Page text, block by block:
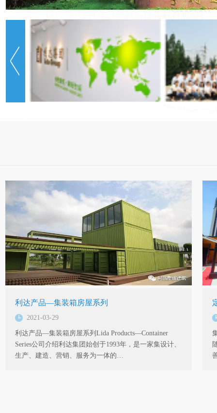
利达产品—集装箱房屋系列
2021-03-29
利达产品—集装箱房屋系列Lida Products—Container
Series公司介绍利达集团始创于1993年，是一家集设计、
生产、建造、营销、服务为一体的…